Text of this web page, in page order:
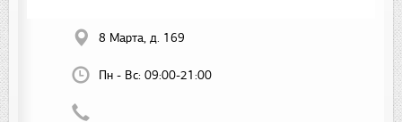
8 Марта, д. 169
Пн - Вс: 09:00-21:00